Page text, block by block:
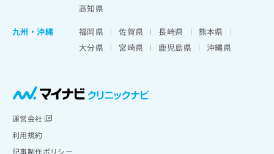
高知県
九州・沖縄
福岡県 佐賀県 長崎県
熊本県
大分県
宮崎県 鹿児島県 沖縄県
運営会社
利用規約
記事制作ポリシー